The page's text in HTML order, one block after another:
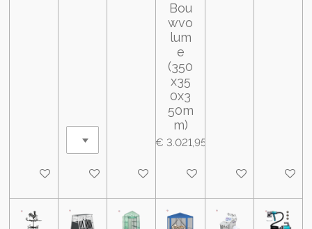
In winkelwagenIn winkelwagenIn winkelwagen
Bou
wvo
lum
e
(350
x35
0x3
50m
m)
€ 3.021,95
In winkelwagenIn winkelwagen
In